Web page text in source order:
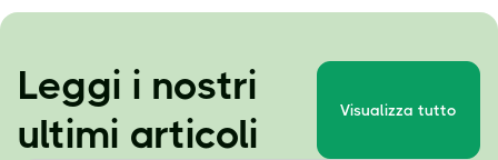
Leggi i nostri
ultimi articoli
Visualizza tutto